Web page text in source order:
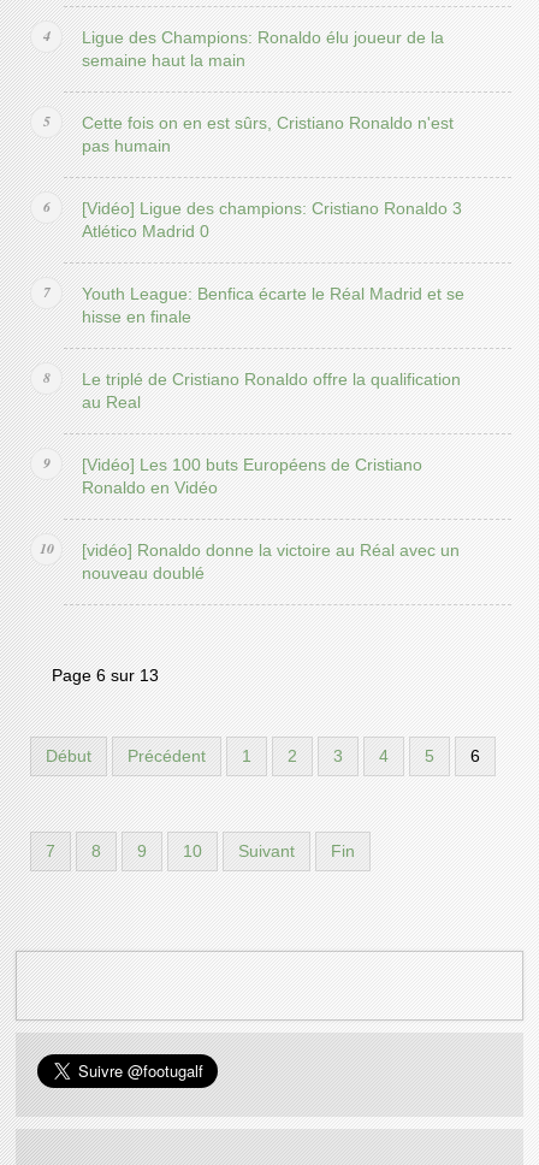
Ligue des Champions: Ronaldo élu joueur de la
semaine haut la main
Cette fois on en est sûrs, Cristiano Ronaldo n'est
pas humain
[Vidéo] Ligue des champions: Cristiano Ronaldo 3
Atlético Madrid 0
Youth League: Benfica écarte le Réal Madrid et se
hisse en finale
Le triplé de Cristiano Ronaldo offre la qualification
au Real
[Vidéo] Les 100 buts Européens de Cristiano
Ronaldo en Vidéo
[vidéo] Ronaldo donne la victoire au Réal avec un
nouveau doublé
Page 6 sur 13
Début Précédent 1 2 3 4 5 6
7 8 9 10 Suivant Fin